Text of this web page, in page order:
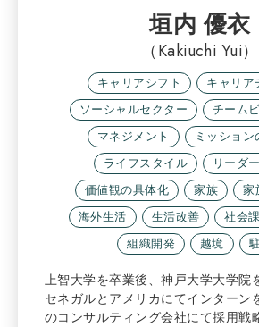
垣内 優衣
（Kakiuchi Yui）
キャリアシフト
キャリア
ソーシャルセクター
チーム
マネジメント
ミッション
ライフスタイル
リーダ
価値観の具体化
家族
家
海外生活
生活改善 社会
組織開発
越境
上智大学を卒業後、神戸大学大学院
セネガルとアメリカにてインターン
のコンサルティング会社にて採用戦